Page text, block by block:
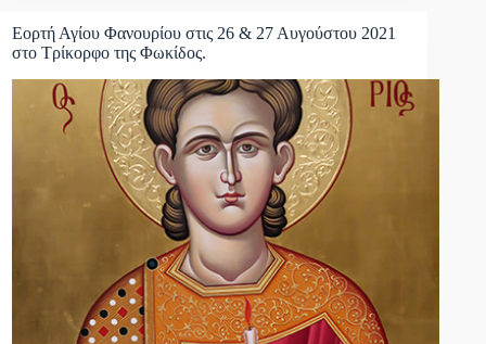
Εορτή Αγίου Φανουρίου στις 26 & 27 Αυγούστου 2021
στο Τρίκορφο της Φωκίδος.